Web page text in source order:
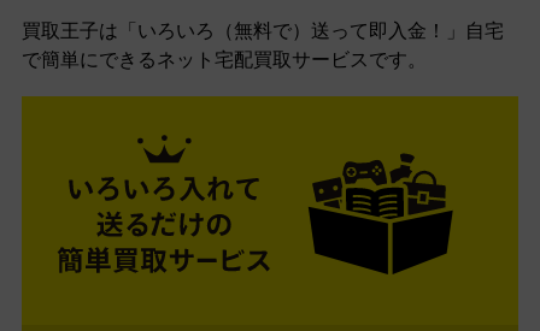
買取王子は「いろいろ（無料で）送って即入金！」自宅
で簡単にできるネット宅配買取サービスです。